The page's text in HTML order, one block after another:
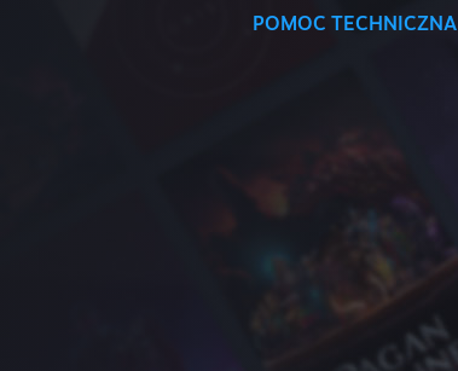
POMOC TECHNICZNA